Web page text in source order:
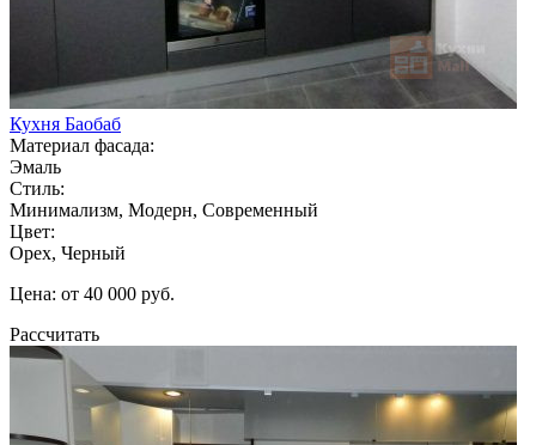
Кухня Баобаб
Материал фасада:
Эмаль
Стиль:
Минимализм, Модерн, Современный
Цвет:
Орех, Черный
Цена: от 40 000 руб.
Рассчитать